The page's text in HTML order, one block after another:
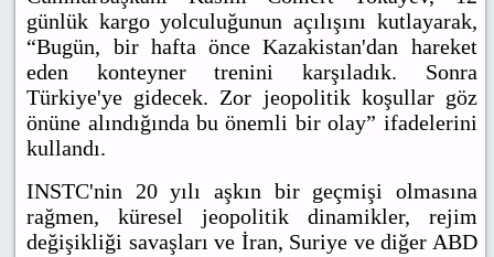
günlük kargo yolculuğunun açılışını kutlayarak,
“Bugün, bir hafta önce Kazakistan'dan hareket
eden konteyner trenini karşıladık. Sonra
Türkiye'ye gidecek. Zor jeopolitik koşullar göz
önüne alındığında bu önemli bir olay” ifadelerini
kullandı.
INSTC'nin 20 yılı aşkın bir geçmişi olmasına
rağmen, küresel jeopolitik dinamikler, rejim
değişikliği savaşları ve İran, Suriye ve diğer ABD